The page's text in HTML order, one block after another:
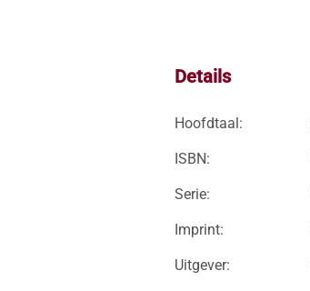
Details
Hoofdtaal:
ISBN:
Serie:
Imprint:
Uitgever: